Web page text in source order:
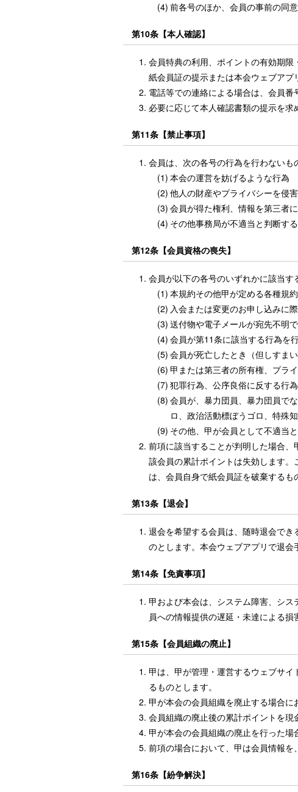
(4) 前各号のほか、会員の事前の同
第10条【本人確認】
会員特典の利用、ポイントの有効期
紙会員証の提示または本会ウェブアプ
電話等での連絡による場合は、会員番
必要に応じて本人確認書類の提示を求
第11条【禁止事項】
会員は、次の各号の行為を行わないも
(1) 本会の運営を妨げるような行為
(2) 他人の財産やプライバシーを侵
(3) 会員が得た権利、情報を第三者
(4) その他事務局が不適当と判断す
第12条【会員資格の喪失】
会員が以下の各号のいずれかに該当す
(1) 本規約その他甲が定める各種規
(2) 入会または変更のお申し込みに
(3) 送付物や電子メールが宛先不明
(4) 会員が第11条に該当する行為を
(5) 会員が死亡したとき（但しすま
(6) 甲または第三者の所有権、プラ
(7) 犯罪行為、公序良俗に反する行
(8) 会員が、暴力団員、暴力団員で
ロ、政治活動標ぼうゴロ、特殊
(9) その他、甲が会員として不適当
前項に該当することが判明した場合
該会員の累計ポイントは失効します
は、会員自身で紙会員証を破棄するも
第13条【退会】
退会を希望する会員は、随時退会で
のとします。本会ウェブアプリで退会
第14条【免責事項】
甲および本会は、システム障害、シ
員への情報提供の遅延・未達による損
第15条【会員組織の廃止】
甲は、甲が管理・運営するウェブサ
るものとします。
甲が本会の会員組織を廃止する場合
会員組織の廃止後の累計ポイントを現
甲が本会の会員組織の廃止を行った
前項の場合において、甲は会員情報を
第16条【紛争解決】